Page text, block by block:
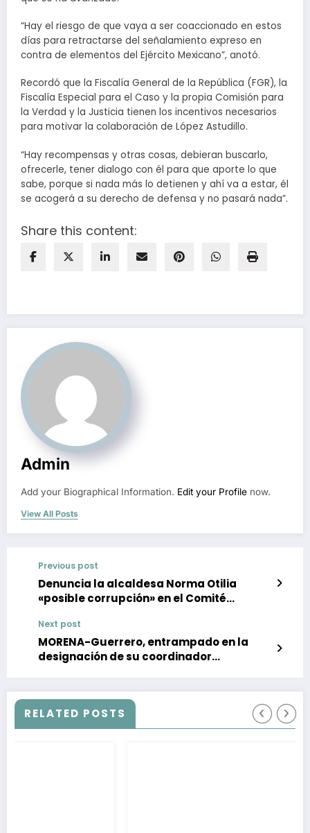
“Hay el riesgo de que vaya a ser coaccionado en estos
días para retractarse del señalamiento expreso en
contra de elementos del Ejército Mexicano”, anotó.
Recordó que la Fiscalía General de la República (FGR), la
Fiscalía Especial para el Caso y la propia Comisión para
la Verdad y la Justicia tienen los incentivos necesarios
para motivar la colaboración de López Astudillo.
“Hay recompensas y otras cosas, debieran buscarlo,
ofrecerle, tener dialogo con él para que aporte lo que
sabe, porque si nada más lo detienen y ahí va a estar, él
se acogerá a su derecho de defensa y no pasará nada”.
Share this content:
Admin
Add your Biographical Information. Edit your Profile now.
View All Posts
Previous post
Denuncia la alcaldesa Norma Otilia
«posible corrupción» en el Comité
Next post
MORENA-Guerrero, entrampado en la
designación de su coordinador
RELATED POSTS